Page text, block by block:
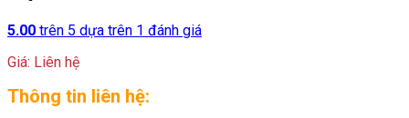
5.00 trên 5 dựa trên 1 đánh giá
Giá: Liên hệ
Thông tin liên hệ: